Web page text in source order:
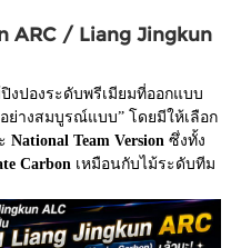
ARC / Liang Jingkun
งปองระดับพรีเมียมที่ออกแบบ
ย่างสมบูรณ์แบบ” โดยมีให้เลือก
National Team Version ซึ่งทั้ง
Carbon เหมือนกับไม้ระดับทีม